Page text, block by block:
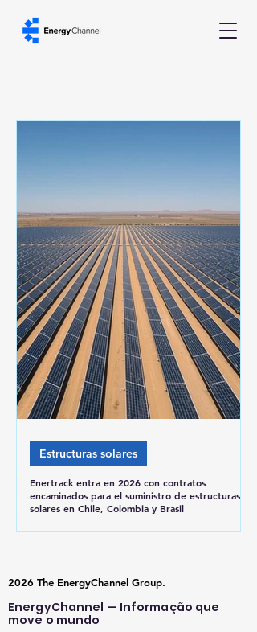
Enertrack entra en 2026 con contratos
encaminados para el suministro de estructuras
solares en Chile, Colombia y Brasil
Estructuras solares
2026 The EnergyChannel Group.
EnergyChannel — Informação que
move o mundo